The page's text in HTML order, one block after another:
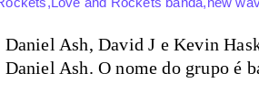
Ash, David J e Kevin
Ash. O nome do grupo é